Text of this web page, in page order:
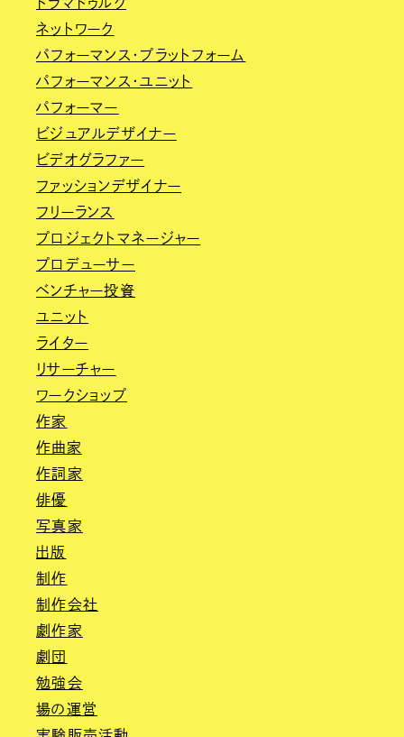
ドラマトゥルク
ネットワーク
パフォーマンス・プラットフォーム
パフォーマンス・ユニット
パフォーマー
ビジュアルデザイナー
ビデオグラファー
ファッションデザイナー
フリーランス
プロジェクトマネージャー
プロデューサー
ベンチャー投資
ユニット
ライター
リサーチャー
ワークショップ
作家
作曲家
作詞家
俳優
写真家
出版
制作
制作会社
劇作家
劇団
勉強会
場の運営